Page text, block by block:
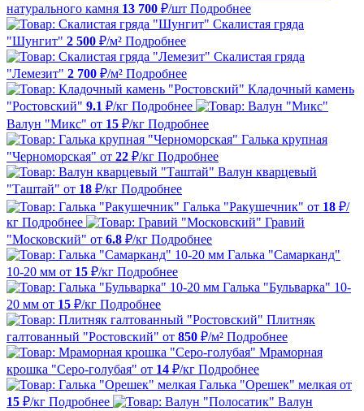
натурального камня 13 700 ₽/шт Подробнее
Скалистая гряда
"Шунгит" 2 500 ₽/м² Подробнее
Скалистая гряда
"Лемезит" 2 700 ₽/м² Подробнее
Кладочный камень
"Ростовский" 9.1 ₽/кг Подробнее
Валун "Микс" от 15 ₽/кг Подробнее
Галька крупная
"Черноморская" от 22 ₽/кг Подробнее
Валун кварцевый
"Таштай" от 18 ₽/кг Подробнее
Галька "Ракушечник" от 18 ₽/
кг Подробнее
Гравий
"Московский" от 6.8 ₽/кг Подробнее
Галька "Самарканд"
10-20 мм от 15 ₽/кг Подробнее
Галька "Бульварка" 10-
20 мм от 15 ₽/кг Подробнее
Плитняк
галтованный "Ростовский" от 850 ₽/м² Подробнее
Мраморная
крошка "Серо-голубая" от 14 ₽/кг Подробнее
Галька "Орешек" мелкая от
15 ₽/кг Подробнее
Валун